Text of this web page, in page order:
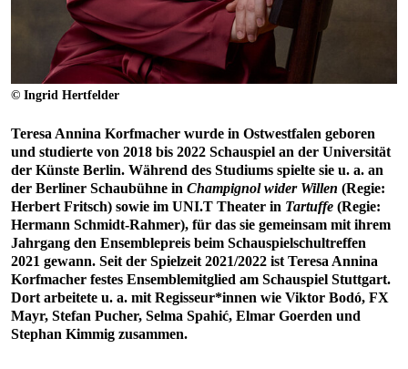
© Ingrid Hertfelder
Teresa Annina Korfmacher wurde in Ostwestfalen geboren
und studierte von 2018 bis 2022 Schauspiel an der Universität
der Künste Berlin. Während des Studiums spielte sie u. a. an
der Berliner Schaubühne in Champignol wider Willen (Regie:
Herbert Fritsch) sowie im UNI.T Theater in Tartuffe (Regie:
Hermann Schmidt-Rahmer), für das sie gemeinsam mit ihrem
Jahrgang den Ensemblepreis beim Schauspielschultreffen
2021 gewann. Seit der Spielzeit 2021/2022 ist Teresa Annina
Korfmacher festes Ensemblemitglied am Schauspiel Stuttgart.
Dort arbeitete u. a. mit Regisseur*innen wie Viktor Bodó, FX
Mayr, Stefan Pucher, Selma Spahić, Elmar Goerden und
Stephan Kimmig zusammen.